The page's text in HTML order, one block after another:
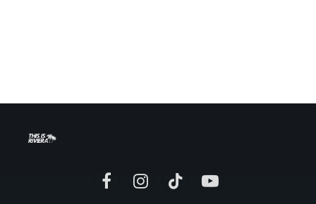
FacebookInstagramTikTok YouTube